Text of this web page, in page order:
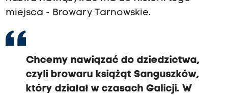
miejsca - Browary Tarnowskie.
Chcemy nawiązać do dziedzictwa,
czyli browaru książąt Sanguszków,
który działał w czasach Galicji. W